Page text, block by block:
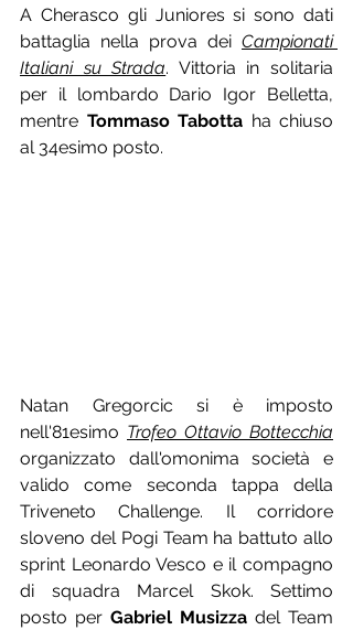
A Cherasco gli Juniores si sono dati
battaglia nella prova dei Campionati
Italiani su Strada. Vittoria in solitaria
per il lombardo Dario Igor Belletta,
mentre Tommaso Tabotta ha chiuso
al 34esimo posto.
Natan Gregorcic si è imposto
nell'81esimo Trofeo Ottavio Bottecchia
organizzato dall'omonima società e
valido come seconda tappa della
Triveneto Challenge. Il corridore
sloveno del Pogi Team ha battuto allo
sprint Leonardo Vesco e il compagno
di squadra Marcel Skok. Settimo
posto per Gabriel Musizza del Team